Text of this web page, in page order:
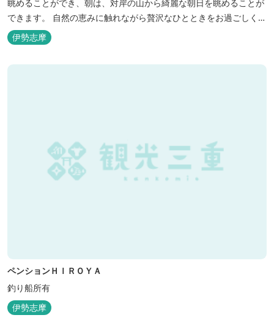
眺めることができ、朝は、対岸の山から綺麗な朝日を眺めることが
できます。 自然の恵みに触れながら贅沢なひとときをお過ごしくだ
さい。 ウッドテラスでのバーベキューを楽しむこともでき、BBQ
初心者でも安心のガスBBQ台をご用意しております。 また、海岸
を散策しながら海風を感じるのもよし、インスタントハウス内でリ
伊勢志摩
ペンションＨＩＲＯＹＡ
釣り船所有
伊勢志摩